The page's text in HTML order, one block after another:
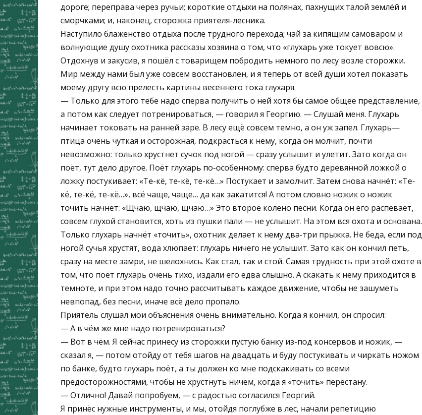
дороге; переправа через ручьи; короткие отдыхи на полянах, пахнущих талой землёй и
сморчками; и, наконец, сторожка приятеля-лесника.
Наступило блаженство отдыха после трудного перехода; чай за кипящим самоваром и
волнующие душу охотника рассказы хозяина о том, что «глухарь уже токует вовсю».
Отдохнув и закусив, я пошёл с товарищем побродить немного по лесу возле сторожки.
Мир между нами был уже совсем восстановлен, и я теперь от всей души хотел показать
моему другу всю прелесть картины весеннего тока глухаря.
— Только для этого тебе надо сперва получить о ней хотя бы самое общее представление,
а потом как следует потренироваться, — говорил я Георгию. — Слушай меня. Глухарь
начинает токовать на ранней заре. В лесу ещё совсем темно, а он уж запел. Глухарь—
птица очень чуткая и осторожная, подкрасться к нему, когда он молчит, почти
невозможно: только хрустнет сучок под ногой — сразу услышит и улетит. Зато когда он
поёт, тут дело другое. Поёт глухарь по-особенному: сперва будто деревянной ложкой о
ложку постукивает: «Те-кё, те-кё, те-кё…» Постукает и замолчит. Затем снова начнёт: «Те-
кё, те-кё, те-кё…», всё чаще, чаще… да как закатится! А потом словно ножик о ножик
точить начнёт: «Щчаю, щчаю, щчаю…» Это второе колено песни. Когда он его распевает,
совсем глухой становится, хоть из пушки пали — не услышит. На этом вся охота и основана.
Только глухарь начнёт «точить», охотник делает к нему два-три прыжка. Не беда, если под
ногой сучья хрустят, вода хлюпает: глухарь ничего не услышит. Зато как он кончил петь,
сразу на месте замри, не шелохнись. Как стал, так и стой. Самая трудность при этой охоте в
том, что поёт глухарь очень тихо, издали его едва слышно. А скакать к нему приходится в
темноте, и при этом надо точно рассчитывать каждое движение, чтобы не зашуметь
невпопад, без песни, иначе всё дело пропало.
Приятель слушал мои объяснения очень внимательно. Когда я кончил, он спросил:
— А в чём же мне надо потренироваться?
— Вот в чём. Я сейчас принесу из сторожки пустую банку из-под консервов и ножик, —
сказал я, — потом отойду от тебя шагов на двадцать и буду постукивать и чиркать ножом
по банке, будто глухарь поёт, а ты должен ко мне подскакивать со всеми
предосторожностями, чтобы не хрустнуть ничем, когда я «точить» перестану.
— Отлично! Давай попробуем, — с радостью согласился Георгий.
Я принёс нужные инструменты, и мы, отойдя поглубже в лес, начали репетицию